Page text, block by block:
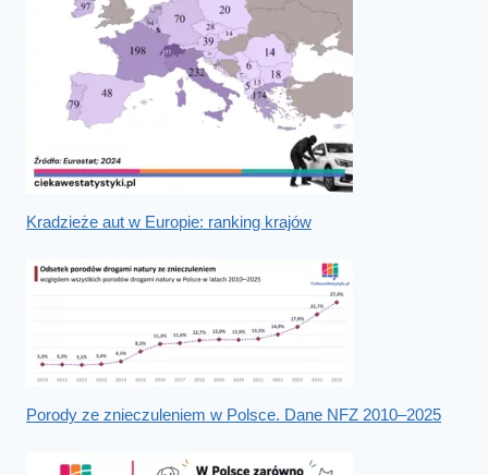
Kradzieże aut w Europie: ranking krajów
Porody ze znieczuleniem w Polsce. Dane NFZ 2010–2025